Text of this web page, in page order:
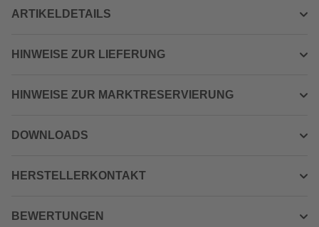
ARTIKELDETAILS
HINWEISE ZUR LIEFERUNG
HINWEISE ZUR MARKTRESERVIERUNG
DOWNLOADS
HERSTELLERKONTAKT
BEWERTUNGEN